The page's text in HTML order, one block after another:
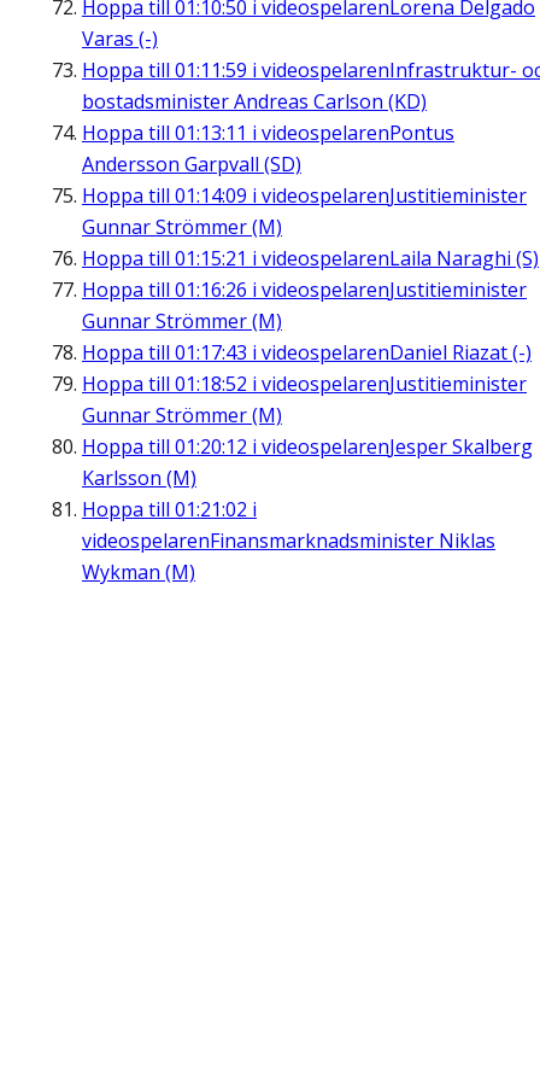
Hoppa till 01:10:50 i videospelarenLorena Delgado
Varas (-)
Hoppa till 01:11:59 i videospelarenInfrastruktur-
bostadsminister Andreas Carlson (KD)
Hoppa till 01:13:11 i videospelarenPontus
Andersson Garpvall (SD)
Hoppa till 01:14:09 i videospelarenJustitieminister
Gunnar Strömmer (M)
Hoppa till 01:15:21 i videospelarenLaila Naraghi (S)
Hoppa till 01:16:26 i videospelarenJustitieminister
Gunnar Strömmer (M)
Hoppa till 01:17:43 i videospelarenDaniel Riazat (-)
Hoppa till 01:18:52 i videospelarenJustitieminister
Gunnar Strömmer (M)
Hoppa till 01:20:12 i videospelarenJesper Skalberg
Karlsson (M)
Hoppa till 01:21:02 i
videospelarenFinansmarknadsminister Niklas
Wykman (M)